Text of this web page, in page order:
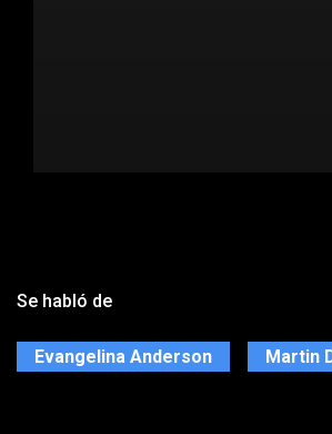
Se habló de
Evangelina Anderson Martin